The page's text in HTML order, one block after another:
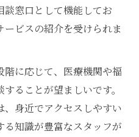
談窓口として機能してお
ービスの紹介を受けられま
階に応じて、医療機関や福
ることが望ましいです。
身近でアクセスしやすい
知識が豊富なスタッフが